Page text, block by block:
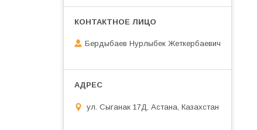
Бердыбаев Нурлыбек Жеткербаевич
ул. Сыганак 17Д, Астана, Казахстан